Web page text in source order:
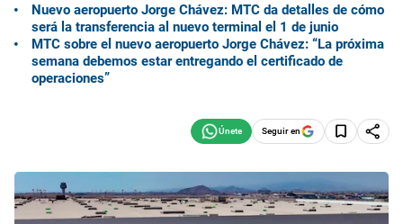
Nuevo aeropuerto Jorge Chávez: MTC da detalles de cómo
será la transferencia al nuevo terminal el 1 de junio
MTC sobre el nuevo aeropuerto Jorge Chávez: “La próxima
semana debemos estar entregando el certificado de
operaciones”
Seguir en